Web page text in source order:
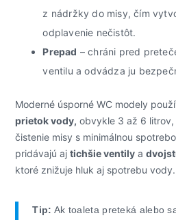
z nádržky do misy, čím
odplavenie nečistôt.
Prepad – chráni pred
ventilu a odvádza ju
Moderné úsporné WC modely
prietok vody, obvykle 3 až 6
čistenie misy s minimálnou
pridávajú ajtichšie ventily a
ktoré znižuje hluk aj spotrebu vody.
Tip: Ak toaleta preteká alebo